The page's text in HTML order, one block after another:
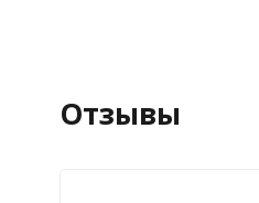
Отзывы